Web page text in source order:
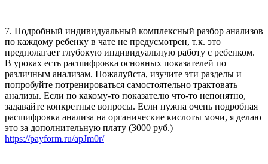
7. Подробный индивидуальный комплексный разбор анализов
по каждому ребенку в чате не предусмотрен, т.к. это
предполагает глубокую индивидуальную работу с ребенком.
В уроках есть расшифровка основных показателей по
различным анализам. Пожалуйста, изучите эти разделы и
попробуйте потренироваться самостоятельно трактовать
анализы. Если по какому-то показателю что-то непонятно,
задавайте конкретные вопросы. Если нужна очень подробная
расшифровка анализа на органические кислоты мочи, я делаю
это за дополнительную плату (3000 руб.)
https://payform.ru/apJm0r/